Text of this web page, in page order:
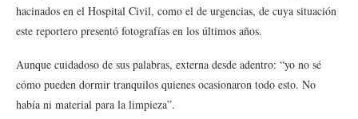
hacinados en el Hospital Civil, como el de urgencias, de cuya situación
este reportero presentó fotografías en los últimos años.
Aunque cuidadoso de sus palabras, externa desde adentro: “yo no sé
cómo pueden dormir tranquilos quienes ocasionaron todo esto. No
había ni material para la limpieza”.